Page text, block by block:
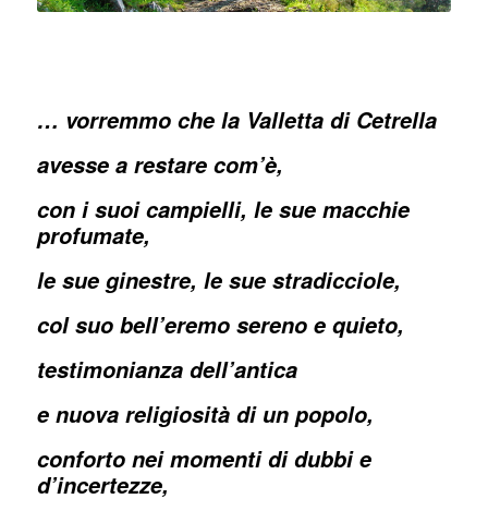
… vorremmo che la Valletta di Cetrella
avesse a restare com’è,
con i suoi campielli, le sue macchie
profumate,
le sue ginestre, le sue stradicciole,
col suo bell’eremo sereno e quieto,
testimonianza dell’antica
e nuova religiosità di un popolo,
conforto nei momenti di dubbi e
d’incertezze,